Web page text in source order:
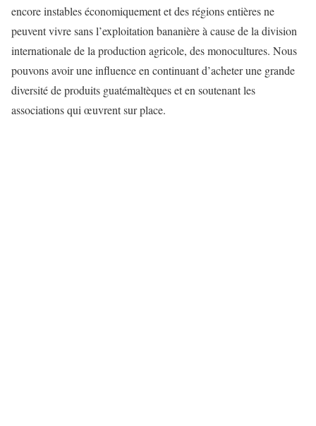
encore instables économiquement et des régions entières ne
peuvent vivre sans l’exploitation bananière à cause de la division
internationale de la production agricole, des monocultures. Nous
pouvons avoir une influence en continuant d’acheter une grande
diversité de produits guatémaltèques et en soutenant les
associations qui œuvrent sur place.